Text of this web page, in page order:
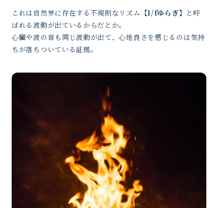
これは自然界に存在する不規則なリズム 【1/fゆらぎ】 と呼
ばれる波動が出ているからだとか。
心臓や波の音も同じ波動が出て、心地良さを感じるのは気持
ちが落ちついている証拠。